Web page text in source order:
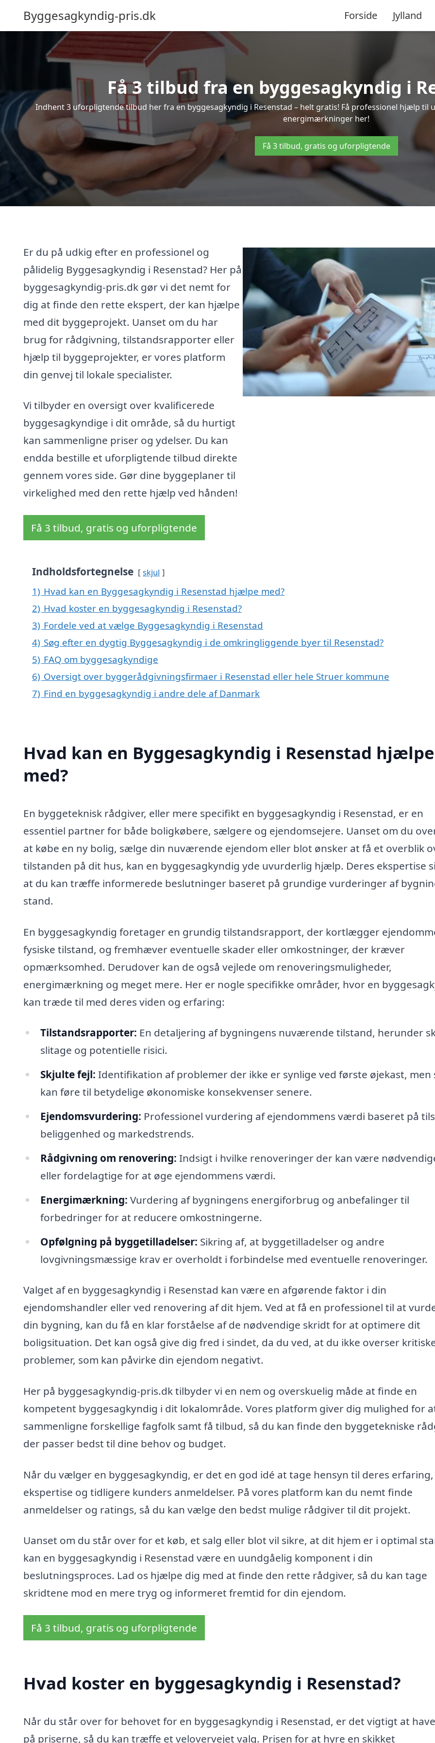
Byggesagkyndig-pris.dk Forside Jylland
Få 3 tilbud fra en byggesagkyndig i
Indhent 3 uforpligtende tilbud her fra en byggesagkyndig i Resenstad – helt gratis! Få professionel hjælp
energimærkninger her!
Få 3 tilbud, gratis og uforpligtende
Er du på udkig efter en professionel og
pålidelig Byggesagkyndig i Resenstad? Her på
byggesagkyndig-pris.dk gør vi det nemt for
dig at finde den rette ekspert, der kan hjælpe
med dit byggeprojekt. Uanset om du har
brug for rådgivning, tilstandsrapporter eller
hjælp til byggeprojekter, er vores platform
din genvej til lokale specialister.
Vi tilbyder en oversigt over kvalificerede
byggesagkyndige i dit område, så du hurtigt
kan sammenligne priser og ydelser. Du kan
endda bestille et uforpligtende tilbud direkte
gennem vores side. Gør dine byggeplaner til
virkelighed med den rette hjælp ved hånden!
Få 3 tilbud, gratis og uforpligtende
Indholdsfortegnelse skjul
1) Hvad kan en Byggesagkyndig i Resenstad hjælpe med?
2) Hvad koster en byggesagkyndig i Resenstad?
3) Fordele ved at vælge Byggesagkyndig i Resenstad
4) Søg efter en dygtig Byggesagkyndig i de omkringliggende byer til Resenstad?
5) FAQ om byggesagkyndige
6) Oversigt over byggerådgivningsfirmaer i Resenstad eller hele Struer kommune
7) Find en byggesagkyndig i andre dele af Danmark
Hvad kan en Byggesagkyndig i Resenstad hjælpe
med?
En byggeteknisk rådgiver, eller mere specifikt en byggesagkyndig i Resenstad, er en
essentiel partner for både boligkøbere, sælgere og ejendomsejere. Uanset om du
at købe en ny bolig, sælge din nuværende ejendom eller blot ønsker at få et overblik
tilstanden på dit hus, kan en byggesagkyndig yde uvurderlig hjælp. Deres ekspertise
at du kan træffe informerede beslutninger baseret på grundige vurderinger af
stand.
En byggesagkyndig foretager en grundig tilstandsrapport, der kortlægger
fysiske tilstand, og fremhæver eventuelle skader eller omkostninger, der kræver
opmærksomhed. Derudover kan de også vejlede om renoveringsmuligheder,
energimærkning og meget mere. Her er nogle specifikke områder, hvor en
kan træde til med deres viden og erfaring:
Tilstandsrapporter: En detaljering af bygningens nuværende tilstand, herunder
slitage og potentielle risici.
Skjulte fejl: Identifikation af problemer der ikke er synlige ved første øjekast, men
kan føre til betydelige økonomiske konsekvenser senere.
Ejendomsvurdering: Professionel vurdering af ejendommens værdi baseret på
beliggenhed og markedstrends.
Rådgivning om renovering: Indsigt i hvilke renoveringer der kan være
eller fordelagtige for at øge ejendommens værdi.
Energimærkning: Vurdering af bygningens energiforbrug og anbefalinger til
forbedringer for at reducere omkostningerne.
Opfølgning på byggetilladelser: Sikring af, at byggetilladelser og andre
lovgivningsmæssige krav er overholdt i forbindelse med eventuelle renoveringer.
Valget af en byggesagkyndig i Resenstad kan være en afgørende faktor i din
ejendomshandler eller ved renovering af dit hjem. Ved at få en professionel til at
din bygning, kan du få en klar forståelse af de nødvendige skridt for at optimere dit
boligsituation. Det kan også give dig fred i sindet, da du ved, at du ikke overser
problemer, som kan påvirke din ejendom negativt.
Her på byggesagkyndig-pris.dk tilbyder vi en nem og overskuelig måde at finde en
kompetent byggesagkyndig i dit lokalområde. Vores platform giver dig mulighed for
sammenligne forskellige fagfolk samt få tilbud, så du kan finde den byggetekniske
der passer bedst til dine behov og budget.
Når du vælger en byggesagkyndig, er det en god idé at tage hensyn til deres erfaring,
ekspertise og tidligere kunders anmeldelser. På vores platform kan du nemt finde
anmeldelser og ratings, så du kan vælge den bedst mulige rådgiver til dit projekt.
Uanset om du står over for et køb, et salg eller blot vil sikre, at dit hjem er i optimal
kan en byggesagkyndig i Resenstad være en uundgåelig komponent i din
beslutningsproces. Lad os hjælpe dig med at finde den rette rådgiver, så du kan tage
skridtene mod en mere tryg og informeret fremtid for din ejendom.
Få 3 tilbud, gratis og uforpligtende
Hvad koster en byggesagkyndig i Resenstad?
Når du står over for behovet for en byggesagkyndig i Resenstad, er det vigtigt at
på priserne, så du kan træffe et velovervejet valg. Prisen for at hyre en skikket